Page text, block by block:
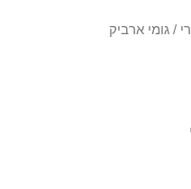
/ גומי ארביק